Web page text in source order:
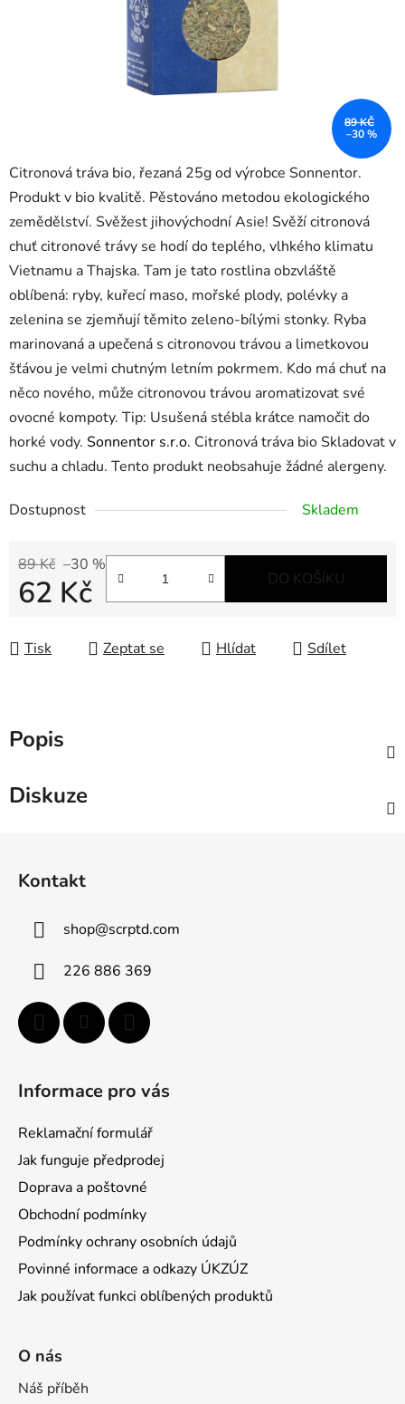
Citronová tráva bio, řezaná 25g od výrobce Sonnentor.
Produkt v bio kvalitě. Pěstováno metodou ekologického
zemědělství. Svěžest jihovýchodní Asie! Svěží citronová
chuť citronové trávy se hodí do teplého, vlhkého klimatu
Vietnamu a Thajska. Tam je tato rostlina obzvláště
oblíbená: ryby, kuřecí maso, mořské plody, polévky a
zelenina se zjemňují těmito zeleno-bílými stonky. Ryba
marinovaná a upečená s citronovou trávou a limetkovou
šťávou je velmi chutným letním pokrmem. Kdo má chuť na
něco nového, může citronovou trávou aromatizovat své
ovocné kompoty. Tip: Usušená stébla krátce namočit do
horké vody. Sonnentor s.r.o. Citronová tráva bio Skladovat v
suchu a chladu. Tento produkt neobsahuje žádné alergeny.
Dostupnost Skladem
89 Kč –30 %
62 Kč DO KOŠÍKU
Tisk Zeptat se Hlídat Sdílet
89 KČ
–30 %
Popis
Diskuze
Kontakt
shop@scrptd.com
226 886 369
Informace pro vás
Reklamační formulář
Jak funguje předprodej
Doprava a poštovné
Obchodní podmínky
Podmínky ochrany osobních údajů
Povinné informace a odkazy ÚKZÚZ
Jak používat funkci oblíbených produktů
O nás
Náš příběh